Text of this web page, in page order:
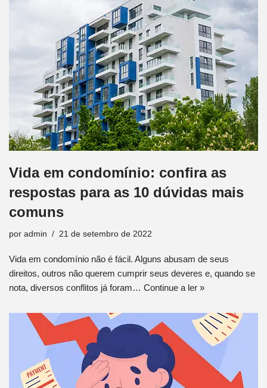
Vida em condomínio: confira as
respostas para as 10 dúvidas mais
comuns
por admin 21 de setembro de 2022
Vida em condomínio não é fácil. Alguns abusam de seus
direitos, outros não querem cumprir seus deveres e, quando se
nota, diversos conflitos já foram… Continue a ler »